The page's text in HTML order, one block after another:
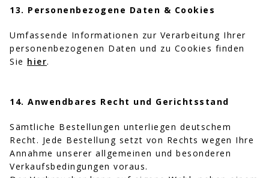
13. Personenbezogene Daten & Cookies
Umfassende Informationen zur Verarbeitung Ihrer
personenbezogenen Daten und zu Cookies finden
Sie hier.
14. Anwendbares Recht und Gerichtsstand
Sämtliche Bestellungen unterliegen deutschem
Recht. Jede Bestellung setzt von Rechts wegen Ihre
Annahme unserer allgemeinen und besonderen
Verkaufsbedingungen voraus.